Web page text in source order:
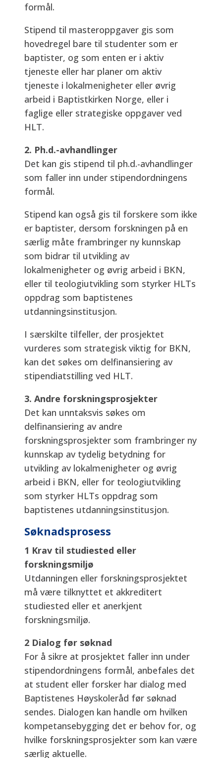
formål.
Stipend til masteroppgaver gis som
hovedregel bare til studenter som er
baptister, og som enten er i aktiv
tjeneste eller har planer om aktiv
tjeneste i lokalmenigheter eller øvrig
arbeid i Baptistkirken Norge, eller i
faglige eller strategiske oppgaver ved
HLT.
2. Ph.d.-avhandlinger
Det kan gis stipend til ph.d.-avhandlinger
som faller inn under stipendordningens
formål.
Stipend kan også gis til forskere som ikke
er baptister, dersom forskningen på en
særlig måte frambringer ny kunnskap
som bidrar til utvikling av
lokalmenigheter og øvrig arbeid i BKN,
eller til teologiutvikling som styrker HLTs
oppdrag som baptistenes
utdanningsinstitusjon.
I særskilte tilfeller, der prosjektet
vurderes som strategisk viktig for BKN,
kan det søkes om delfinansiering av
stipendiatstilling ved HLT.
3. Andre forskningsprosjekter
Det kan unntaksvis søkes om
delfinansiering av andre
forskningsprosjekter som frambringer ny
kunnskap av tydelig betydning for
utvikling av lokalmenigheter og øvrig
arbeid i BKN, eller for teologiutvikling
som styrker HLTs oppdrag som
baptistenes utdanningsinstitusjon.
Søknadsprosess
1 Krav til studiested eller
forskningsmiljø
Utdanningen eller forskningsprosjektet
må være tilknyttet et akkreditert
studiested eller et anerkjent
forskningsmiljø.
2 Dialog før søknad
For å sikre at prosjektet faller inn under
stipendordningens formål, anbefales det
at student eller forsker har dialog med
Baptistenes Høyskoleråd før søknad
sendes. Dialogen kan handle om hvilken
kompetansebygging det er behov for, og
hvilke forskningsprosjekter som kan være
særlig aktuelle.